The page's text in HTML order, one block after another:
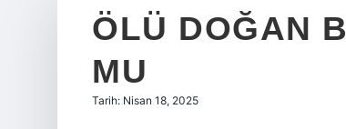
ÖLÜ DOĞAN
MU
Tarih: Nisan 18, 2025